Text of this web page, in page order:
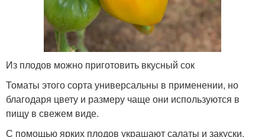
Из плодов можно приготовить вкусный сок
Томаты этого сорта универсальны в применении, но
благодаря цвету и размеру чаще они используются в
пищу в свежем виде.
С помощью ярких плодов украшают салаты и закуски,